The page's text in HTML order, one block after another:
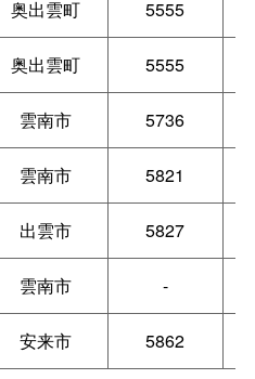
奥出雲町 5555
奥出雲町 5555
雲南市 5736
雲南市 5821
出雲市 5827
雲南市 -
安来市 5862